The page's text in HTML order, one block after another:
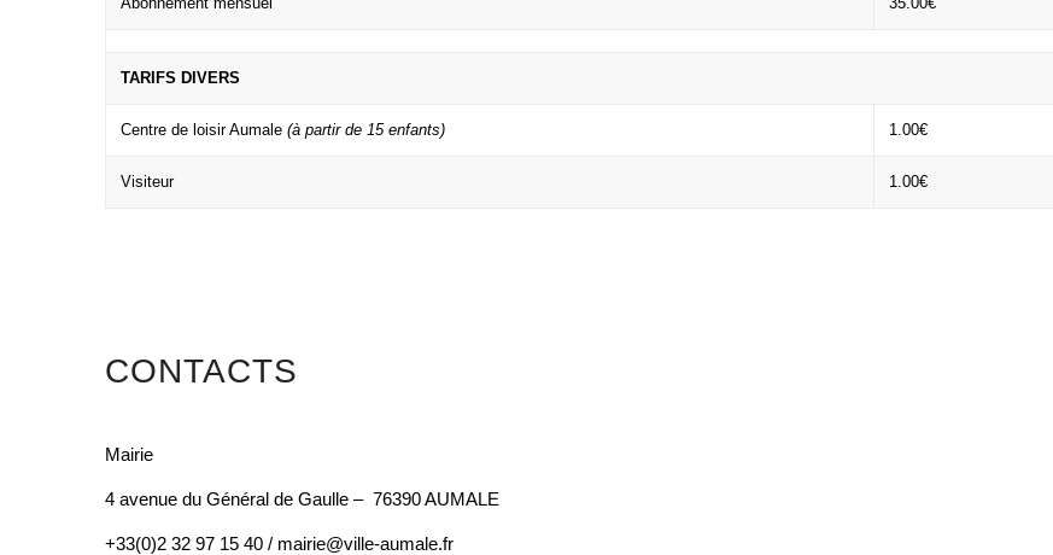
TARIFS DIVERS
Centre de loisir Aumale (à partir de 15 enfants) 1.00€
Visiteur 1.00€
CONTACTS
Mairie
4 avenue du Général de Gaulle – 76390 AUMALE
+33(0)2 32 97 15 40 / mairie@ville-aumale.fr